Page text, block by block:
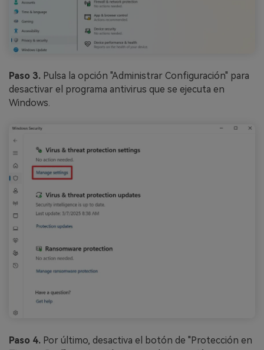
Reparador de Fotos con IA
recuerdos más valiosos con el poder de la IA.
Paso 3. Pulsa la opción "Administrar Configuración" para
desactivar el programa antivirus que se ejecuta en
Windows.
Paso 4. Por último, desactiva el botón de "Protección en